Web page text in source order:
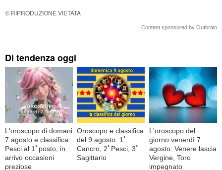
© RIPRODUZIONE VIETATA
Content sponsored by Outbrain
Di tendenza oggi
L'oroscopo di domani
7 agosto e classifica:
Pesci al 1ﾟposto, in
arrivo occasioni
preziose
Oroscopo e classifica
del 9 agosto: 1ﾟ
Cancro, 2ﾟPesci, 3ﾟ
Sagittario
L'oroscopo del
giorno venerdì 7
agosto: Venere lascia
Vergine, Toro
impegnato